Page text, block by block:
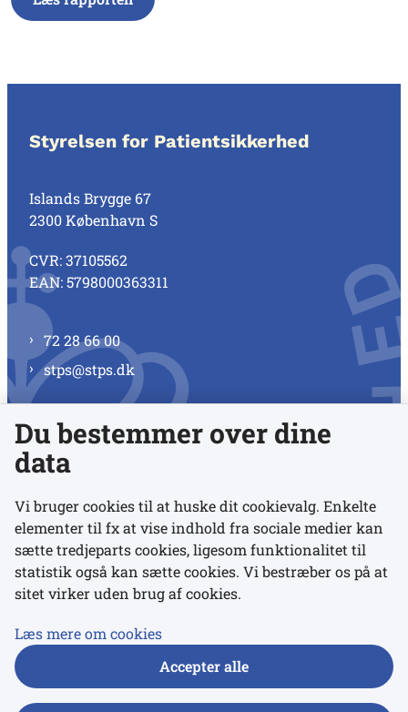
Styrelsen for Patientsikkerhed
Islands Brygge 67
2300 København S
CVR: 37105562
EAN: 5798000363311
72 28 66 00
stps@stps.dk
Se alle kontaktnumre
Links
Udgivelser
Du bestemmer over dine
data
Vi bruger cookies til at huske dit cookievalg. Enkelte
elementer til fx at vise indhold fra sociale medier kan
sætte tredjeparts cookies, ligesom funktionalitet til
statistik også kan sætte cookies. Vi bestræber os på at
sitet virker uden brug af cookies.
Læs mere om cookies
Accepter alle